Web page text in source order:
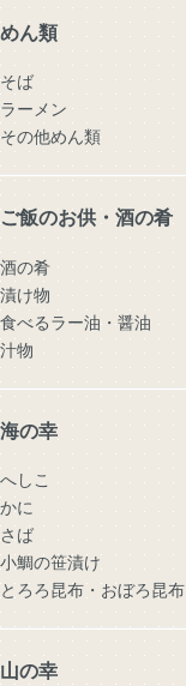
めん類
そば
ラーメン
その他めん類
ご飯のお供・酒の肴
酒の肴
漬け物
食べるラー油・醤油
汁物
海の幸
へしこ
かに
さば
小鯛の笹漬け
とろろ昆布・おぼろ昆布
山の幸